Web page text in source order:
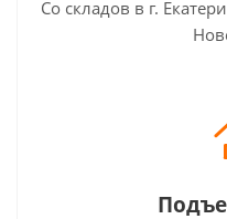
Со складов в г.